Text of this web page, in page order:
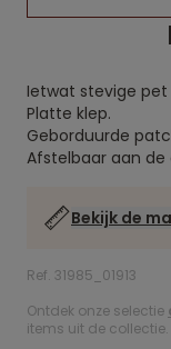
Ietwat stevige
Platte klep.
Geborduurde
Afstelbaar aan
Bekijk de
Ref. 31985_01913
Ontdek onze selectie
items uit de collectie.